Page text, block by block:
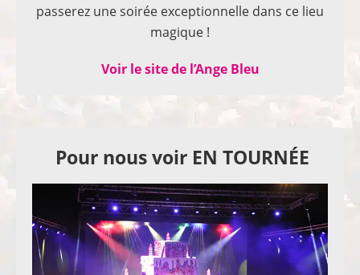
passerez une soirée exceptionnelle dans ce lieu
magique !
Voir le site de l’Ange Bleu
Pour nous voir EN TOURNÉE